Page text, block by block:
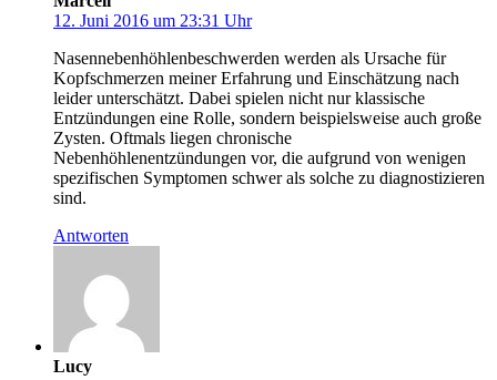
12. Juni 2016 um 23:31 Uhr
Nasennebenhöhlenbeschwerden werden als Ursache für
Kopfschmerzen meiner Erfahrung und Einschätzung nach
leider unterschätzt. Dabei spielen nicht nur klassische
Entzündungen eine Rolle, sondern beispielsweise auch große
Zysten. Oftmals liegen chronische
Nebenhöhlenentzündungen vor, die aufgrund von wenigen
spezifischen Symptomen schwer als solche zu diagnostizieren
sind.
Antworten
Lucy